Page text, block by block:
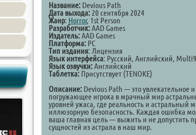
Название: Devious Path
Дата выхода: 20 сентября 2024
Жанр: Horror, 1st Person
Разработчик:AAD Games
Издатель:AAD Games
Платформа: PC
Тип издания: Лицензия
Язык интерфейса: Русский, Английский, Multi9
Язык озвучки:Английский
Таблетка: Присутствует (TENOKE)
Описание: Devious Path — это увлекательное
погружающее игрока в мрачный мир
уровней ужаса, где реальность и астральный
иллюзорную безопасность. Каждая ошибка
ваша главная цель — выжить и не допустить
сущностей из астрала в наш мир.